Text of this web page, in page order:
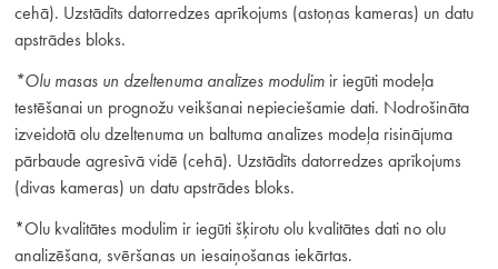
cehā). Uzstādīts datorredzes aprīkojums (astoņas kameras) un datu
apstrādes bloks.
*Olu masas un dzeltenuma analīzes modulimir iegūti modeļa
testēšanai un prognožu veikšanai nepieciešamie dati. Nodrošināta
izveidotā olu dzeltenuma un baltuma analīzes modeļa risinājuma
pārbaude agresīvā vidē (cehā). Uzstādīts datorredzes aprīkojums
(divas kameras) un datu apstrādes bloks.
*Olu kvalitātes modulim ir iegūti šķirotu olu kvalitātes dati no olu
analizēšana, svēršanas un iesaiņošanas iekārtas.